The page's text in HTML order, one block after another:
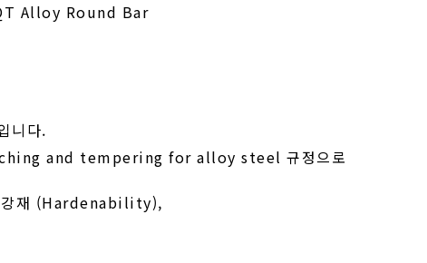
Alloy Round Bar
니다.
and tempering for alloy steel 규정으로
강재 (Hardenability),